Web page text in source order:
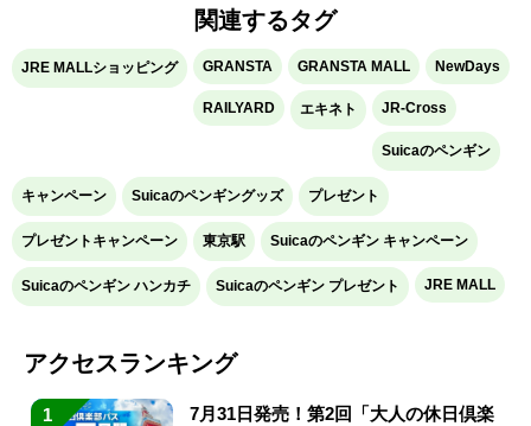
関連するタグ
JRE MALLショッピング GRANSTA GRANSTA MALL NewDays
RAILYARD エキネト JR-Cross
Suicaのペンギン
キャンペーン Suicaのペンギングッズ プレゼント
プレゼントキャンペーン 東京駅 Suicaのペンギン キャンペーン
Suicaのペンギン ハンカチ Suicaのペンギン プレゼント JRE MALL
アクセスランキング
1
7月31日発売！第2回「大人の休日倶楽